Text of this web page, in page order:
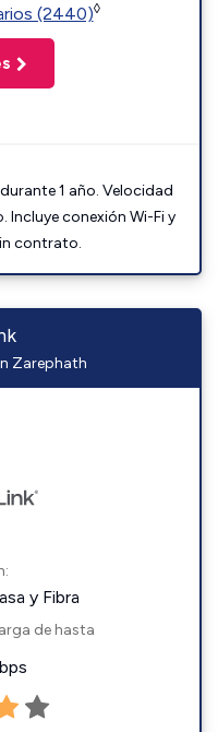
(2440)◊
1 año. Velocidad
Incluye conexión Wi-Fi y
contrato.
Zarephath
y Fibra
de hasta